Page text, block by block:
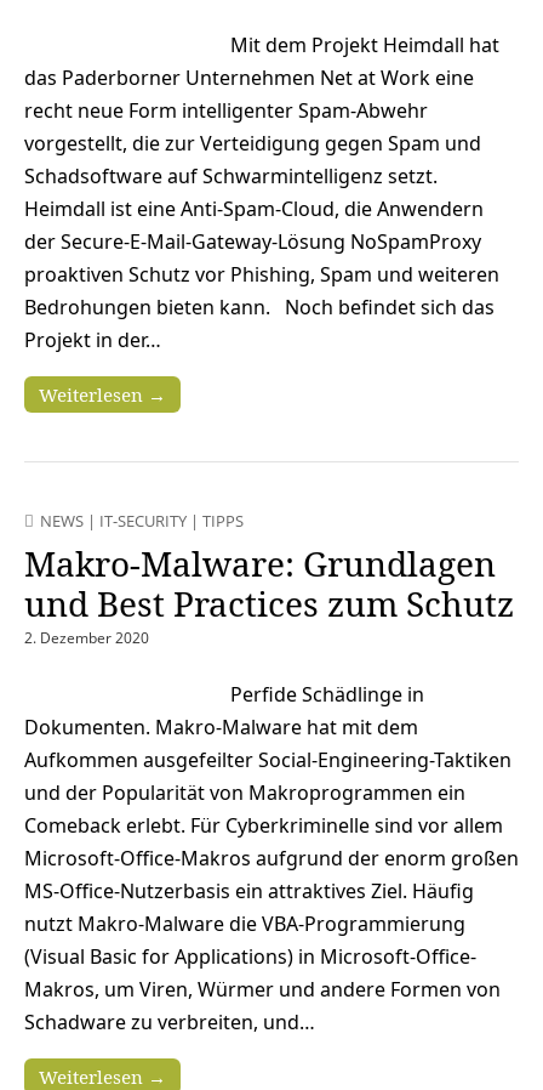
Mit dem Projekt Heimdall hat
das Paderborner Unternehmen Net at Work eine
recht neue Form intelligenter Spam-Abwehr
vorgestellt, die zur Verteidigung gegen Spam und
Schadsoftware auf Schwarmintelligenz setzt.
Heimdall ist eine Anti-Spam-Cloud, die Anwendern
der Secure-E-Mail-Gateway-Lösung NoSpamProxy
proaktiven Schutz vor Phishing, Spam und weiteren
Bedrohungen bieten kann. Noch befindet sich das
Projekt in der…
Weiterlesen →
NEWS | IT-SECURITY | TIPPS
Makro-Malware: Grundlagen
und Best Practices zum Schutz
2. Dezember 2020
Perfide Schädlinge in
Dokumenten. Makro-Malware hat mit dem
Aufkommen ausgefeilter Social-Engineering-Taktiken
und der Popularität von Makroprogrammen ein
Comeback erlebt. Für Cyberkriminelle sind vor allem
Microsoft-Office-Makros aufgrund der enorm großen
MS-Office-Nutzerbasis ein attraktives Ziel. Häufig
nutzt Makro-Malware die VBA-Programmierung
(Visual Basic for Applications) in Microsoft-Office-
Makros, um Viren, Würmer und andere Formen von
Schadware zu verbreiten, und…
Weiterlesen →